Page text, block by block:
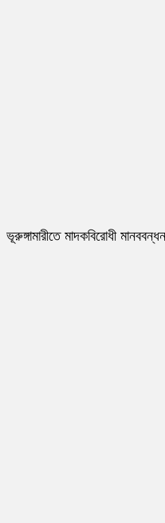
ভূরুঙ্গামারীতে মাদকবিরোধী